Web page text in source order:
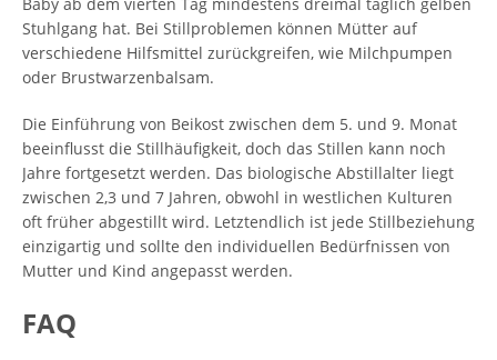
Stuhlgang hat. Bei Stillproblemen können Mütter auf
verschiedene Hilfsmittel zurückgreifen, wie Milchpumpen
oder Brustwarzenbalsam.
Die Einführung von Beikost zwischen dem 5. und 9. Monat
beeinflusst die Stillhäufigkeit, doch das Stillen kann noch
Jahre fortgesetzt werden. Das biologische Abstillalter liegt
zwischen 2,3 und 7 Jahren, obwohl in westlichen Kulturen
oft früher abgestillt wird. Letztendlich ist jede Stillbeziehung
einzigartig und sollte den individuellen Bedürfnissen von
Mutter und Kind angepasst werden.
FAQ